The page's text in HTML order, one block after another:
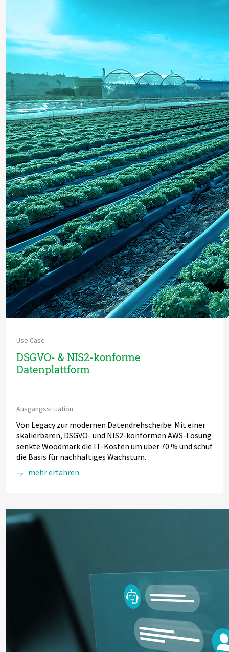
Use Case
DSGVO- & NIS2-konforme
Datenplattform
Ausgangssituation
Von Legacy zur modernen Datendrehscheibe: Mit einer
skalierbaren, DSGVO- und NIS2-konformen AWS-Lösung
senkte Woodmark die IT-Kosten um über 70 % und schuf
die Basis für nachhaltiges Wachstum.
mehr erfahren